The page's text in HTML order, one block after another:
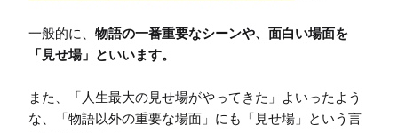
一般的に、 物語の一番重要なシーンや、面白い場面を
「見せ場」といいます。
また、「人生最大の見せ場がやってきた」よいったよう
な、「物語以外の重要な場面」にも「見せ場」という言